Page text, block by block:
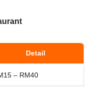
Detail
– RM40